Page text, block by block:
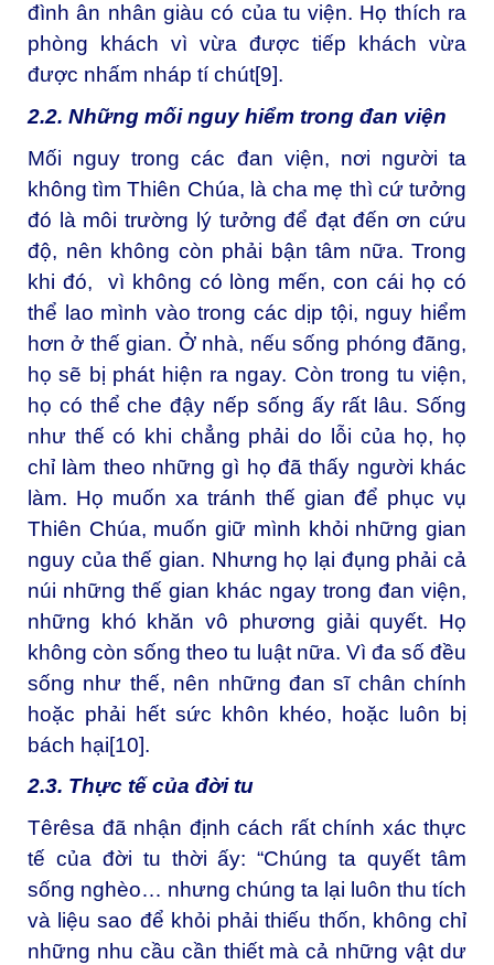
đình ân nhân giàu có của tu viện. Họ thích ra
phòng khách vì vừa được tiếp khách vừa
được nhấm nháp tí chút[9].
2.2. Những mối nguy hiểm trong đan viện
Mối nguy trong các đan viện, nơi người ta
không tìm Thiên Chúa, là cha mẹ thì cứ tưởng
đó là môi trường lý tưởng để đạt đến ơn cứu
độ, nên không còn phải bận tâm nữa. Trong
khi đó, vì không có lòng mến, con cái họ có
thể lao mình vào trong các dịp tội, nguy hiểm
hơn ở thế gian. Ở nhà, nếu sống phóng đãng,
họ sẽ bị phát hiện ra ngay. Còn trong tu viện,
họ có thể che đậy nếp sống ấy rất lâu. Sống
như thế có khi chẳng phải do lỗi của họ, họ
chỉ làm theo những gì họ đã thấy người khác
làm. Họ muốn xa tránh thế gian để phục vụ
Thiên Chúa, muốn giữ mình khỏi những gian
nguy của thế gian. Nhưng họ lại đụng phải cả
núi những thế gian khác ngay trong đan viện,
những khó khăn vô phương giải quyết. Họ
không còn sống theo tu luật nữa. Vì đa số đều
sống như thế, nên những đan sĩ chân chính
hoặc phải hết sức khôn khéo, hoặc luôn bị
bách hại[10].
2.3. Thực tế của đời tu
Têrêsa đã nhận định cách rất chính xác thực
tế của đời tu thời ấy: “Chúng ta quyết tâm
sống nghèo… nhưng chúng ta lại luôn thu tích
và liệu sao để khỏi phải thiếu thốn, không chỉ
những nhu cầu cần thiết mà cả những vật dư